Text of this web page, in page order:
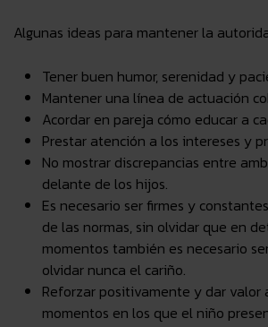
Algunas ideas para mantener la
Tener buen humor, serenidad y
Mantener una línea de actuación
Acordar en pareja cómo educar a
Prestar atención a los intereses y
No mostrar discrepancias entre
delante de los hijos.
Es necesario ser firmes y
de las normas, sin olvidar que en
momentos también es necesario
olvidar nunca el cariño.
Reforzar positivamente y dar valor
momentos en los que el niño